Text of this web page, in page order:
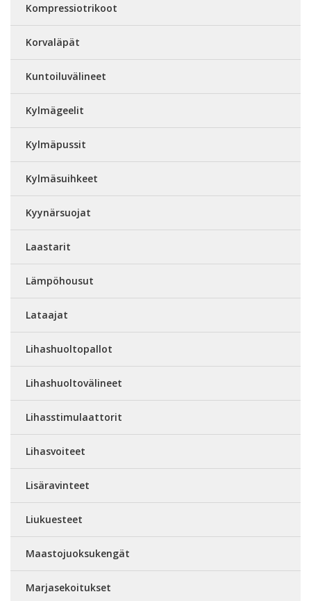
Kompressiotrikoot
Korvaläpät
Kuntoiluvälineet
Kylmägeelit
Kylmäpussit
Kylmäsuihkeet
Kyynärsuojat
Laastarit
Lämpöhousut
Lataajat
Lihashuoltopallot
Lihashuoltovälineet
Lihasstimulaattorit
Lihasvoiteet
Lisäravinteet
Liukuesteet
Maastojuoksukengät
Marjasekoitukset